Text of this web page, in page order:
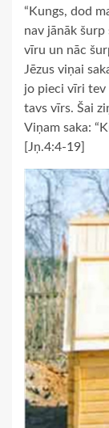
“Kungs, dod
nav jānāk šurp
vīru un nāc
Jēzus viņai
jo pieci vīri tev
tavs vīrs. Šai
Viņam saka:
[Jņ.4:4-19]